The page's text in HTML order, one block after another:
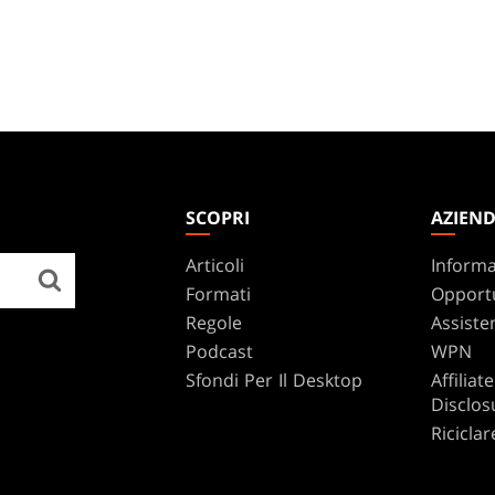
SCOPRI
Articoli
Formati
Regole
Podcast
Sfondi Per Il Desktop
WPN